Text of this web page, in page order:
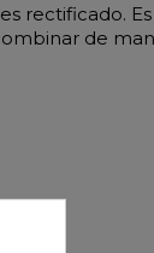
rectificado.
de